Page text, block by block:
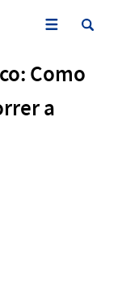
Como
a